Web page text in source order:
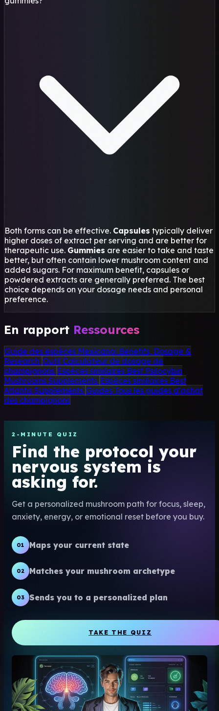
Both forms can be effective. Capsules typically deliver
higher doses of extract per serving and are better for
therapeutic use. Gummies are easier to take and taste
better, but often contain lower mushroom content and
added sugars. For maximum benefit, capsules or
powdered extracts are generally preferred. The best
choice depends on your dosage needs and personal
preference.
En rapport Ressources
Guide des espèces Mexicana: Benefits, Dosage &
Research Outil Calculateur de dosage de
champignons Espèces similaires Best Psilocybin
Mushrooms Supplements Espèces similaires Best
Atlantis Supplements Guides Tous les guides d'achat
des champignons
2-MINUTE QUIZ
Find the protocol your
nervous system is
asking for.
Get a personalized mushroom path for focus, sleep,
anxiety, energy, or emotional reset before you buy.
01 Maps your current state
02 Matches your mushroom archetype
03 Sends you to a personalized plan
TAKE THE QUIZ